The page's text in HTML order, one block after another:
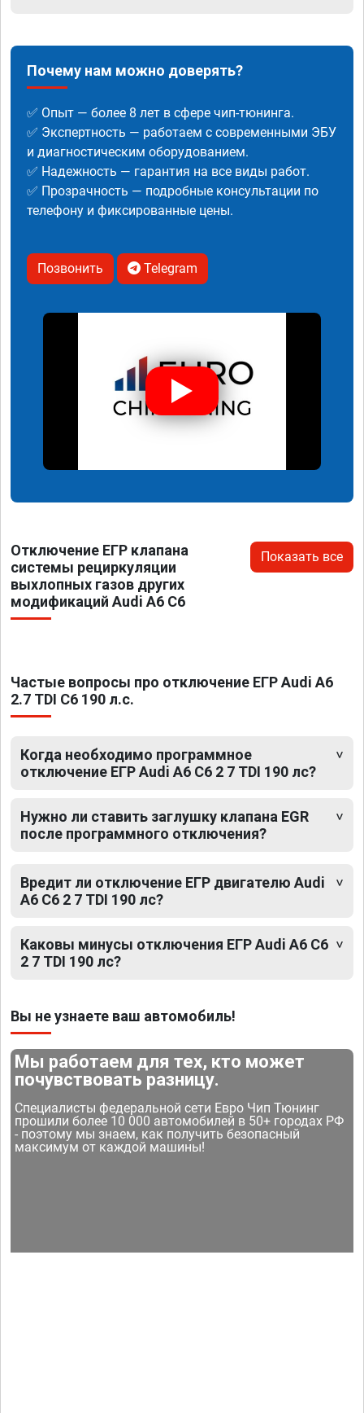
Почему нам можно доверять?
✅ Опыт — более 8 лет в сфере чип-тюнинга.
✅ Экспертность — работаем с современными ЭБУ
и диагностическим оборудованием.
✅ Надежность — гарантия на все виды работ.
✅ Прозрачность — подробные консультации по
телефону и фиксированные цены.
Позвонить Telegram
Отключение ЕГР клапана
системы рециркуляции
выхлопных газов других
модификаций Audi A6 C6
Показать все
Частые вопросы про отключение ЕГР Audi A6
2.7 TDI C6 190 л.с.
Когда необходимо программное
отключение ЕГР Audi A6 C6 2 7 TDI 190 лс?
Нужно ли ставить заглушку клапана EGR
после программного отключения?
Вредит ли отключение ЕГР двигателю Audi
A6 C6 2 7 TDI 190 лс?
Каковы минусы отключения ЕГР Audi A6 C6
2 7 TDI 190 лс?
Вы не узнаете ваш автомобиль!
Мы работаем для тех, кто может
почувствовать разницу.
Специалисты федеральной сети Евро Чип Тюнинг
прошили более 10 000 автомобилей в 50+ городах РФ
- поэтому мы знаем, как получить безопасный
максимум от каждой машины!